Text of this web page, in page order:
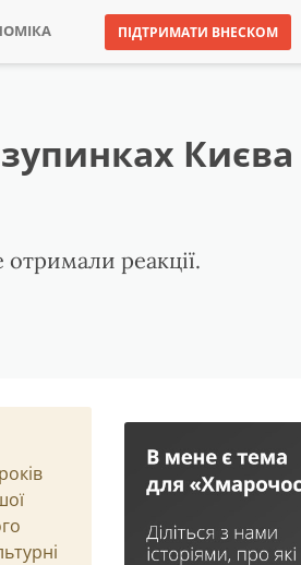
ПІДТРИМАТИ ВНЕСКОМ
реакції.